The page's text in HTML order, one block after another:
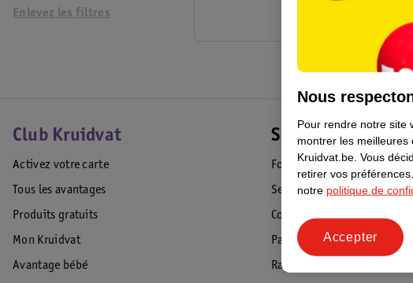
Enlevez les filtres
Club Kruidvat
Activez votre carte
Tous les avantages
Produits gratuits
Mon Kruidvat
Avantage bébé
Service Clientèle
Foire aux questions
Service Clientèle
Commande & Livraison
Paiement
Rappel & Retour
Nous
Pour rendre notre site
montrer les
Kruidvat.be. Vous
retirer vos préférences.
notre politique de
Accepter